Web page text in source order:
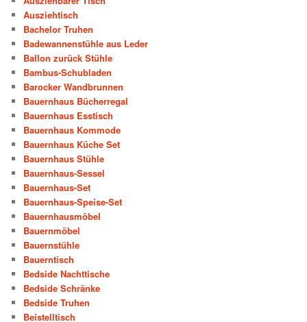
Ausziehtisch
Bachelor Truhen
Badewannenstühle aus Leder
Ballon zurück Stühle
Bambus-Schubladen
Barocker Wandbrunnen
Bauernhaus Bücherregal
Bauernhaus Esstisch
Bauernhaus Kommode
Bauernhaus Küche Set
Bauernhaus Stühle
Bauernhaus-Sessel
Bauernhaus-Set
Bauernhaus-Speise-Set
Bauernhausmöbel
Bauernmöbel
Bauernstühle
Bauerntisch
Bedside Nachttische
Bedside Schränke
Bedside Truhen
Beistelltisch